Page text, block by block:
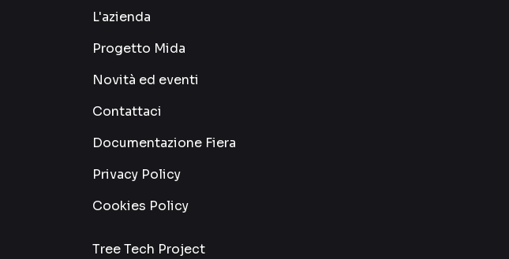
L'azienda
Progetto Mida
Novità ed eventi
Contattaci
Documentazione Fiera
Privacy Policy
Cookies Policy
Tree Tech Project